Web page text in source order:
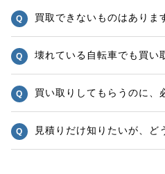
買取できないものはありま
壊れている自転車でも買い
買い取りしてもらうのに、
見積りだけ知りたいが、ど